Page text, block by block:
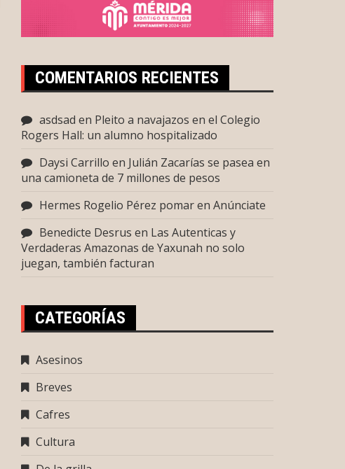
COMENTARIOS RECIENTES
asdsad en Pleito a navajazos en el Colegio
Rogers Hall: un alumno hospitalizado
Daysi Carrillo en Julián Zacarías se pasea en
una camioneta de 7 millones de pesos
Hermes Rogelio Pérez pomaren Anúnciate
Benedicte Desrus en Las Autenticas y
Verdaderas Amazonas de Yaxunah no solo
juegan, también facturan
CATEGORÍAS
Asesinos
Breves
Cafres
Cultura